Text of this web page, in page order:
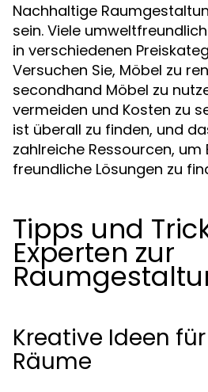
Nachhaltige
sein. Viele
in verschiedenen
Versuchen Sie, Möbel zu
secondhand Möbel zu
vermeiden und Kosten zu
ist überall zu finden, und
zahlreiche Ressourcen, um
freundliche Lösungen zu
Tipps und
Experten zur
Kreative Ideen
Räume